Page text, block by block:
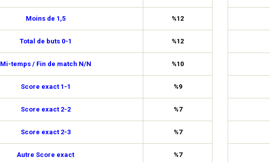
Moins de 1,5 %12
Total de buts 0-1 %12
Mi-temps / Fin de match N/N %10
Score exact 1-1 %9
Score exact 2-2 %7
Score exact 2-3 %7
Autre Score exact %7